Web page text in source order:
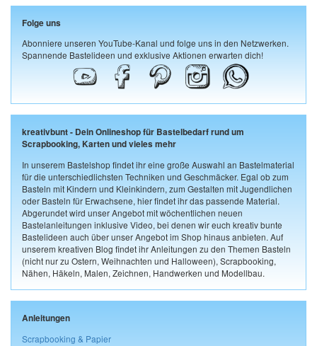
Folge uns
Abonniere unseren YouTube-Kanal und folge uns in den Netzwerken.
Spannende Bastelideen und exklusive Aktionen erwarten dich!
kreativbunt - Dein Onlineshop für Bastelbedarf rund um
Scrapbooking, Karten und vieles mehr
In unserem Bastelshop findet ihr eine große Auswahl an Bastelmaterial
für die unterschiedlichsten Techniken und Geschmäcker. Egal ob zum
Basteln mit Kindern und Kleinkindern, zum Gestalten mit Jugendlichen
oder Basteln für Erwachsene, hier findet ihr das passende Material.
Abgerundet wird unser Angebot mit wöchentlichen neuen
Bastelanleitungen inklusive Video, bei denen wir euch kreativ bunte
Bastelideen auch über unser Angebot im Shop hinaus anbieten. Auf
unserem kreativen Blog findet ihr Anleitungen zu den Themen Basteln
(nicht nur zu Ostern, Weihnachten und Halloween), Scrapbooking,
Nähen, Häkeln, Malen, Zeichnen, Handwerken und Modellbau.
Anleitungen
Scrapbooking & Papier